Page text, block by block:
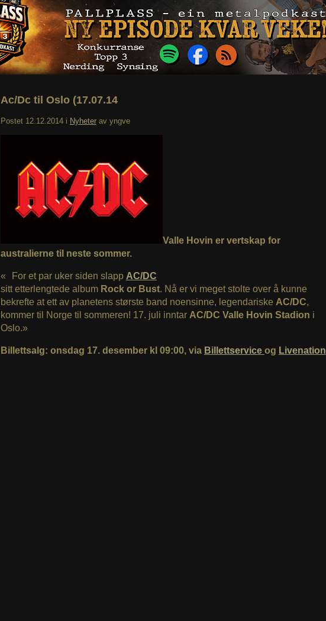
Ac/Dc til Oslo (17.07.14
Postet 12.12.2014 i Nyheter av yngve
Valle Hovin er vertskap for
australierne til neste sommer.
« For et par uker siden slapp AC/DC
sitt etterlengtede album Rock or Bust. Nå er vi meget stolte over å kunne
bekrefte at ett av planetens største band noensinne, legendariske AC/DC,
kommer til Norge til sommeren! 17. juli inntar AC/DC Valle Hovin Stadion i
Oslo.»
Billettsalg: onsdag 17. desember kl 09:00, via Billettservice og Livenation